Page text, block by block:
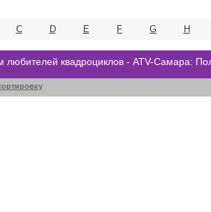
C D E F G H
квадроциклов - ATV-Самара: